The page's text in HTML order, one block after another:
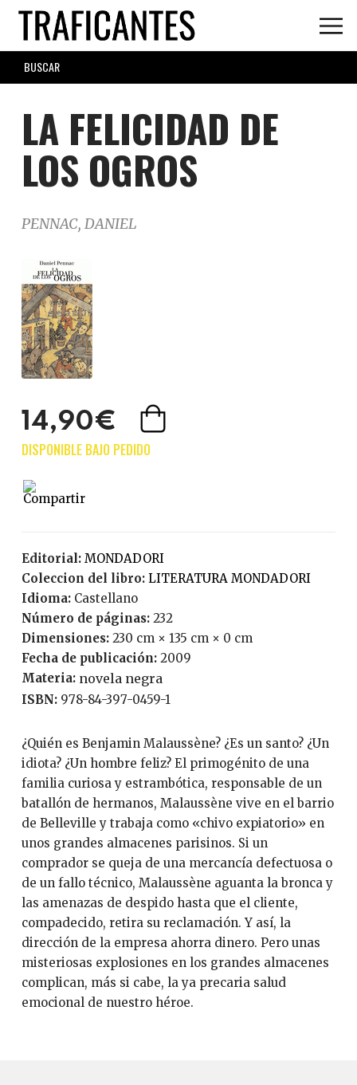
Skip
main
content
SEARCH
FORM
LA FELICIDAD DE
LOS OGROS
PENNAC, DANIEL
14,90€
Editorial:
MONDADORI
Coleccion del libro:
LITERATURA MONDADORI
Idioma:
Castellano
Número de páginas:
232
Dimensiones: 230 cm × 135 cm × 0 cm
Fecha de publicación:
2009
Materia: novela negra
ISBN: 978-84-397-0459-1
¿Quién es Benjamin Malaussène? ¿Es un santo? ¿Un
idiota? ¿Un hombre feliz? El primogénito de una
familia curiosa y estrambótica, responsable de un
batallón de hermanos, Malaussène vive en el barrio
de Belleville y trabaja como «chivo expiatorio» en
unos grandes almacenes parisinos. Si un
comprador se queja de una mercancía defectuosa o
de un fallo técnico, Malaussène aguanta la bronca y
las amenazas de despido hasta que el cliente,
compadecido, retira su reclamación. Y así, la
dirección de la empresa ahorra dinero. Pero unas
misteriosas explosiones en los grandes almacenes
complican, más si cabe, la ya precaria salud
emocional de nuestro héroe.